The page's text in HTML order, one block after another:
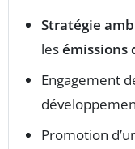
Stratégie
lesémissions
Engagement
Promotion